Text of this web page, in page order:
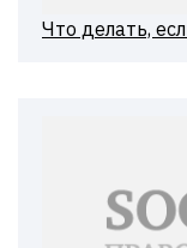
Что делать,